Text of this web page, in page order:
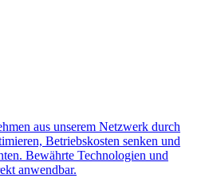
aus unserem Netzwerk durch
Betriebskosten senken und
Bewährte Technologien und
anwendbar.